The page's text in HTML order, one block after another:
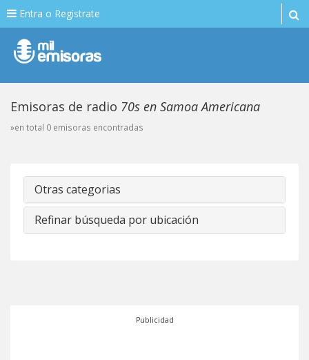
Entra o Registrate
Emisoras de radio 70s en Samoa Americana
»en total 0 emisoras encontradas
Otras categorias
Refinar búsqueda por ubicación
Publicidad